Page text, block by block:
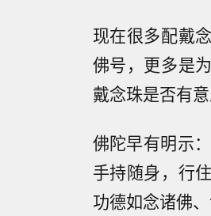
现在很多配戴
佛号，更多是
戴念珠是否有意
佛陀早有明示
手持随身，行
功德如念诸佛